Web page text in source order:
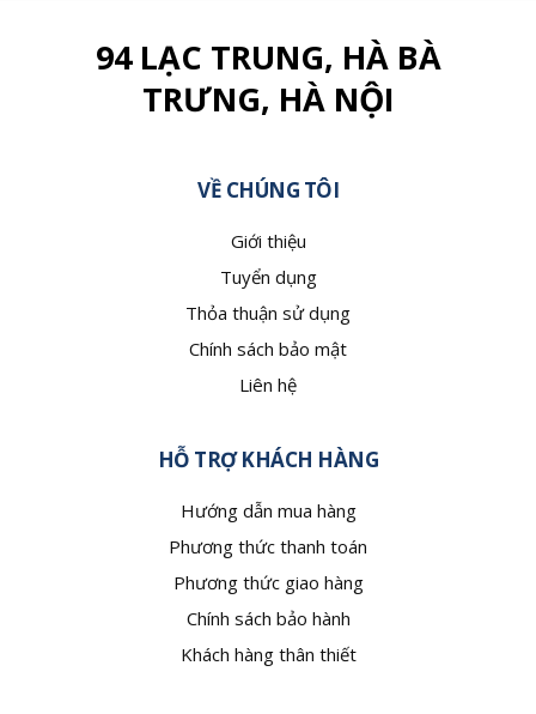
94 LẠC TRUNG, HÀ BÀ
TRƯNG, HÀ NỘI
VỀ CHÚNG TÔI
Giới thiệu
Tuyển dụng
Thỏa thuận sử dụng
Chính sách bảo mật
Liên hệ
HỖ TRỢ KHÁCH HÀNG
Hướng dẫn mua hàng
Phương thức thanh toán
Phương thức giao hàng
Chính sách bảo hành
Khách hàng thân thiết